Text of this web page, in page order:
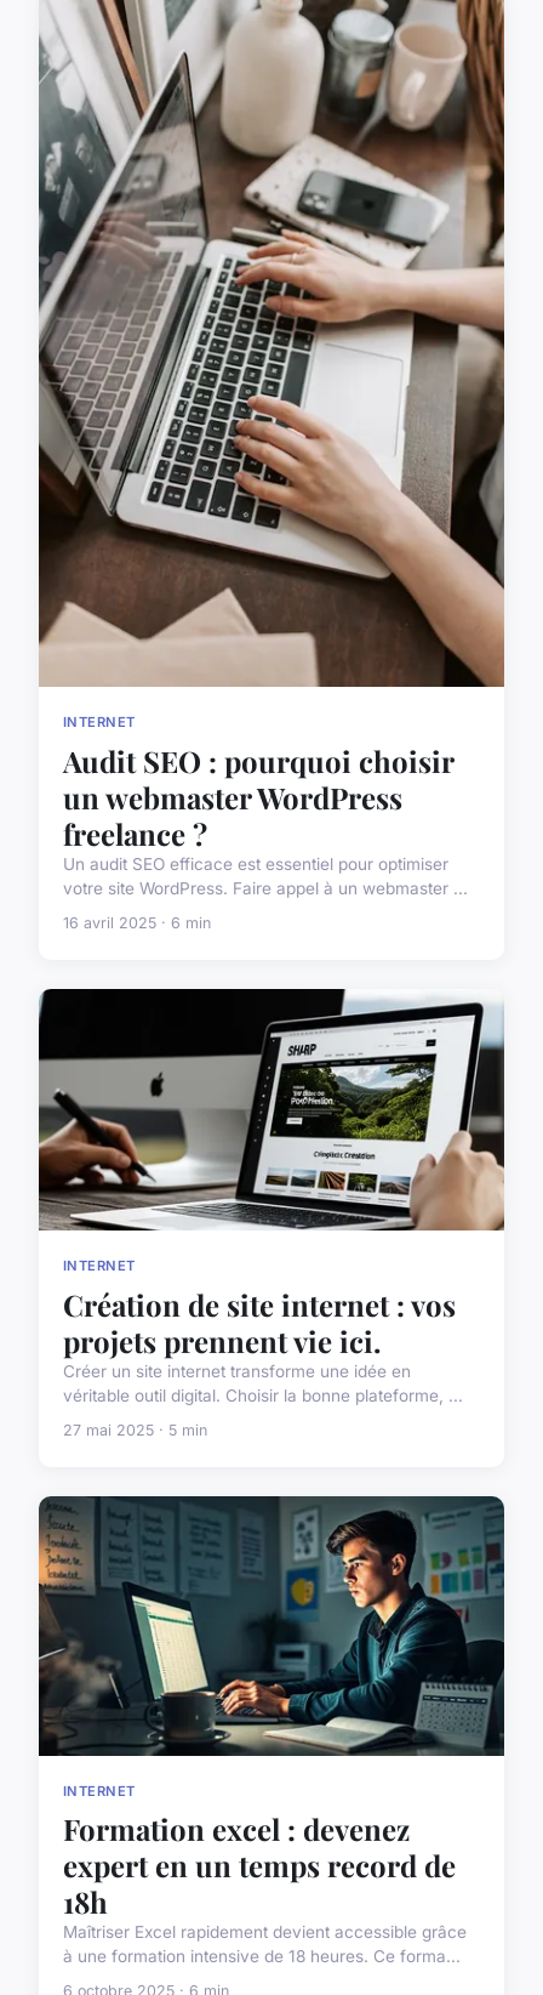
INTERNET
Audit SEO : pourquoi choisir
un webmaster WordPress
freelance ?
Un audit SEO efficace est essentiel pour optimiser
votre site WordPress. Faire appel à un webmaster ...
16 avril 2025 · 6 min
INTERNET
Création de site internet : vos
projets prennent vie ici.
Créer un site internet transforme une idée en
véritable outil digital. Choisir la bonne plateforme, ...
27 mai 2025 · 5 min
INTERNET
Formation excel : devenez
expert en un temps record de
18h
Maîtriser Excel rapidement devient accessible grâce
à une formation intensive de 18 heures. Ce forma...
6 octobre 2025 · 6 min